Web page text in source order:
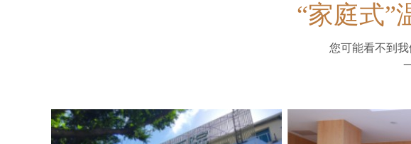
“家庭式”
您可能看不到